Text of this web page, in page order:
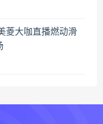
菱大咖直播燃动滑